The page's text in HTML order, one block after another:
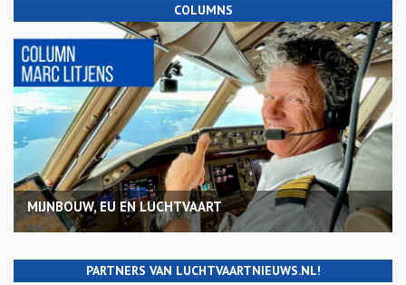
COLUMNS
MIJNBOUW, EU EN LUCHTVAART
PARTNERS VAN LUCHTVAARTNIEUWS.NL!